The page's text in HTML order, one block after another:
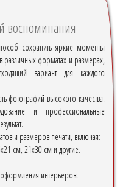
воспоминания
сохранить яркие моменты
различных форматах и размерах,
вариант для каждого
фотографий высокого качества.
и профессиональные
и размеров печати, включая:
см, 21х30 см и другие.
интерьеров.